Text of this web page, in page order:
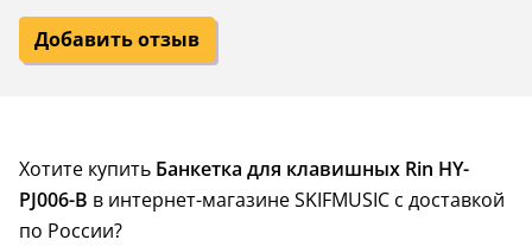
Добавить отзыв
Хотите купить Банкетка для клавишных Rin HY-
PJ006-B в интернет-магазине SKIFMUSIC с доставкой
по России?